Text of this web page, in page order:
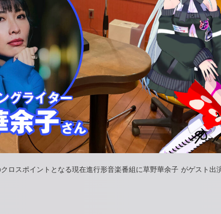
ロスポイントとなる現在進行形音楽番組に草野華余子 がゲスト出